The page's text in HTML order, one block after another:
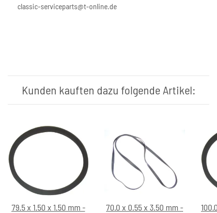
classic-serviceparts@t-online.de
Kunden kauften dazu folgende Artikel:
79.5 x 1.50 x 1.50 mm -
70.0 x 0.55 x 3.50 mm -